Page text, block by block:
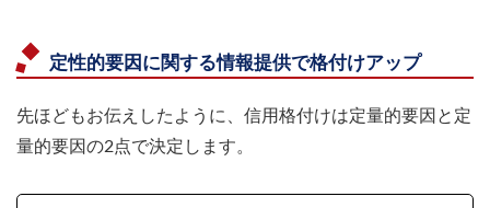
定性的要因に関する情報提供で格付けアップ
先ほどもお伝えしたように、信用格付けは定量的要因と定
量的要因の2点で決定します。